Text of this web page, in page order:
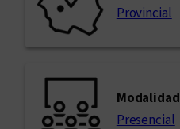
Provincial
Modalidad
Presencial